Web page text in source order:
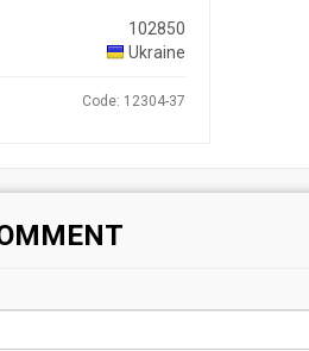
102850
Ukraine
Code: 12304-37